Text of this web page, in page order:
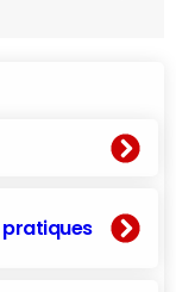
pratiques